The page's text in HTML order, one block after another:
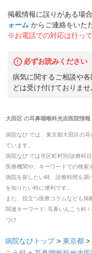
掲載情報に誤りがある場
ォーム からご連絡をいた
※お電話での対応は行っ
必ずお読みください
病気に関するご相談や
どは受け付けておりませ
大田区の耳鼻咽喉科光吉医院情報
病院なび では、 東京都大田区の耳
ています。
病院なび では市区町村別/診療科
医療機関や、キーワードでの検索
病院を探したい時、診療時間を調
を知りたい時に便利です。
また、役立つ医療コラムなども掲
関連キーワード: 耳鼻いんこう科 /
つけ
病院なびトップ > 東京都 >